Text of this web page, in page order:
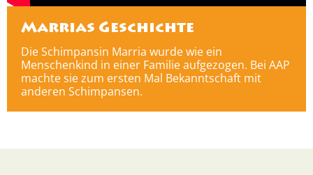
Marrias Geschichte
Die Schimpansin Marria wurde wie ein
Menschenkind in einer Familie aufgezogen. Bei AAP
machte sie zum ersten Mal Bekanntschaft mit
anderen Schimpansen.